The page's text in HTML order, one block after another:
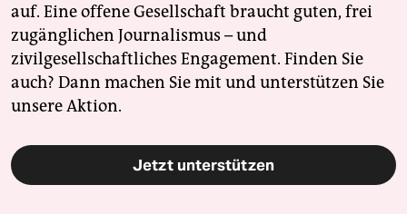
auf. Eine offene Gesellschaft braucht guten, frei
zugänglichen Journalismus – und
zivilgesellschaftliches Engagement. Finden Sie
auch? Dann machen Sie mit und unterstützen Sie
unsere Aktion.
Jetzt unterstützen